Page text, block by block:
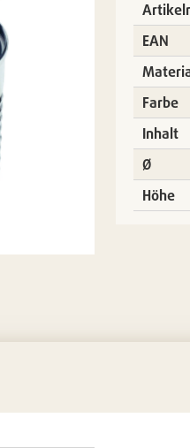
EAN
Farbe
Inhalt
Ø
Höhe